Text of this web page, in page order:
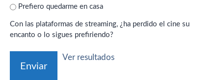
Prefiero quedarme en casa
Con las plataformas de streaming, ¿ha perdido el cine su
encanto o lo sigues prefiriendo?
Ver resultados